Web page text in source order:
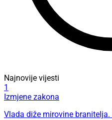
Najnovije vijesti
1
Izmjene zakona
Vlada diže mirovine